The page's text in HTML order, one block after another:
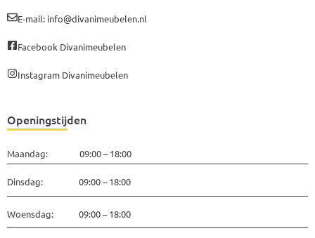
E-mail: info@divanimeubelen.nl
Facebook Divanimeubelen
Instagram Divanimeubelen
Openingstijden
Maandag: 09:00 – 18:00
Dinsdag: 09:00 – 18:00
Woensdag: 09:00 – 18:00